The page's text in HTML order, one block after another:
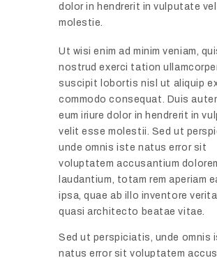
dolor in hendrerit in vulputate
molestie.
Ut wisi enim ad minim veniam,
nostrud exerci tation
suscipit lobortis nisl ut aliquip
commodo consequat. Duis
eum iriure dolor in hendrerit in
velit esse molestii. Sed ut
unde omnis iste natus error sit
voluptatem accusantium
laudantium, totam rem aperiam
ipsa, quae ab illo inventore
quasi architecto beatae vitae.
Sed ut perspiciatis, unde omnis
natus error sit voluptatem